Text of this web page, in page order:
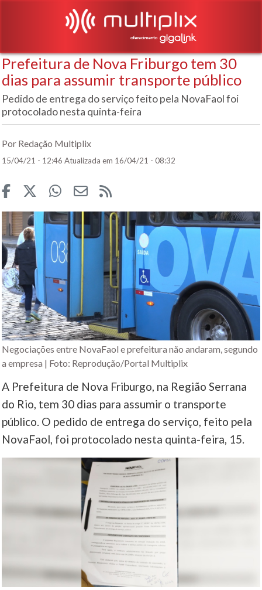
Prefeitura de Nova Friburgo tem 30
dias para assumir transporte público
Pedido de entrega do serviço feito pela NovaFaol foi
protocolado nesta quinta-feira
Por Redação Multiplix
15/04/21 - 12:46Atualizada em 16/04/21 - 08:32
Negociações entre NovaFaol e prefeitura não andaram, segundo
a empresa | Foto: Reprodução/Portal Multiplix
A Prefeitura de Nova Friburgo, na Região Serrana
do Rio, tem 30 dias para assumir o transporte
público. O pedido de entrega do serviço, feito pela
NovaFaol, foi protocolado nesta quinta-feira, 15.